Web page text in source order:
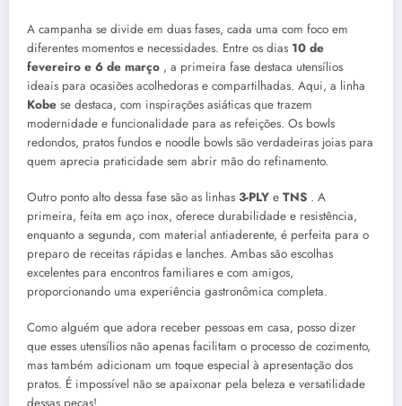
A campanha se divide em duas fases, cada uma com foco em
diferentes momentos e necessidades. Entre os dias 10 de
fevereiro e 6 de março , a primeira fase destaca utensílios
ideais para ocasiões acolhedoras e compartilhadas. Aqui, a linha
Kobe se destaca, com inspirações asiáticas que trazem
modernidade e funcionalidade para as refeições. Os bowls
redondos, pratos fundos e noodle bowls são verdadeiras joias para
quem aprecia praticidade sem abrir mão do refinamento.
Outro ponto alto dessa fase são as linhas 3-PLY e TNS . A
primeira, feita em aço inox, oferece durabilidade e resistência,
enquanto a segunda, com material antiaderente, é perfeita para o
preparo de receitas rápidas e lanches. Ambas são escolhas
excelentes para encontros familiares e com amigos,
proporcionando uma experiência gastronômica completa.
Como alguém que adora receber pessoas em casa, posso dizer
que esses utensílios não apenas facilitam o processo de cozimento,
mas também adicionam um toque especial à apresentação dos
pratos. É impossível não se apaixonar pela beleza e versatilidade